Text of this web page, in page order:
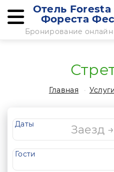
Отель
Фореста
Бронирование онлайн
Главная
Даты
Гости